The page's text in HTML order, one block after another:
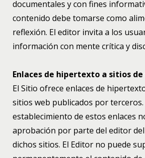
documentales y con fines
contenido debe tomarse como
reflexión. El editor invita a los
información con mente crítica y
Enlaces de hipertexto a sitios
El Sitio ofrece enlaces de
sitios web publicados por terceros.
establecimiento de estos enlaces
aprobación por parte del editor
dichos sitios. El Editor no puede